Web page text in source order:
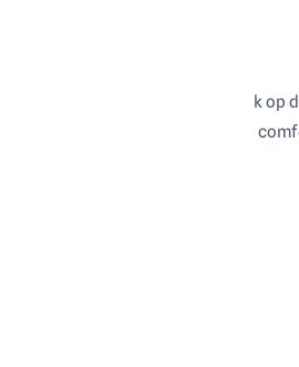
autokenteken, waardoor gebruik
zorgen voor extra stabiliteit en